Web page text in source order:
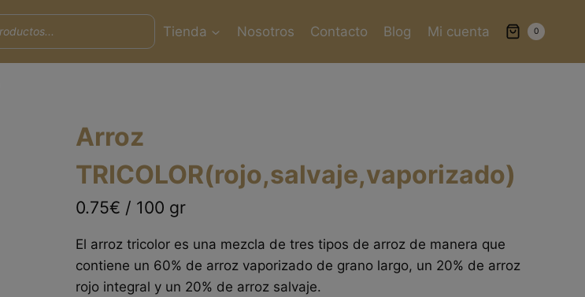
Tienda Nosotros Contacto Blog Mi cuenta 0
Arroz
TRICOLOR(rojo,salvaje,vaporizado)
0.75€ / 100 gr
El arroz tricolor es una mezcla de tres tipos de arroz de manera que
contiene un 60% de arroz vaporizado de grano largo, un 20% de arroz
rojo integral y un 20% de arroz salvaje.